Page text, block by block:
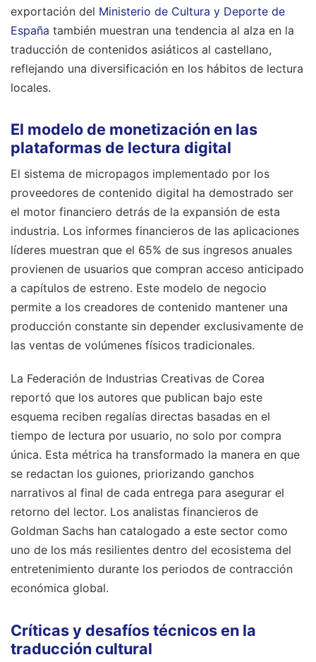
exportación del Ministerio de Cultura y Deporte de
España también muestran una tendencia al alza en la
traducción de contenidos asiáticos al castellano,
reflejando una diversificación en los hábitos de lectura
locales.
El modelo de monetización en las
plataformas de lectura digital
El sistema de micropagos implementado por los
proveedores de contenido digital ha demostrado ser
el motor financiero detrás de la expansión de esta
industria. Los informes financieros de las aplicaciones
líderes muestran que el 65% de sus ingresos anuales
provienen de usuarios que compran acceso anticipado
a capítulos de estreno. Este modelo de negocio
permite a los creadores de contenido mantener una
producción constante sin depender exclusivamente de
las ventas de volúmenes físicos tradicionales.
La Federación de Industrias Creativas de Corea
reportó que los autores que publican bajo este
esquema reciben regalías directas basadas en el
tiempo de lectura por usuario, no solo por compra
única. Esta métrica ha transformado la manera en que
se redactan los guiones, priorizando ganchos
narrativos al final de cada entrega para asegurar el
retorno del lector. Los analistas financieros de
Goldman Sachs han catalogado a este sector como
uno de los más resilientes dentro del ecosistema del
entretenimiento durante los periodos de contracción
económica global.
Críticas y desafíos técnicos en la
traducción cultural